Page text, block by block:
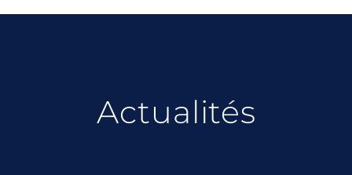
Actualités